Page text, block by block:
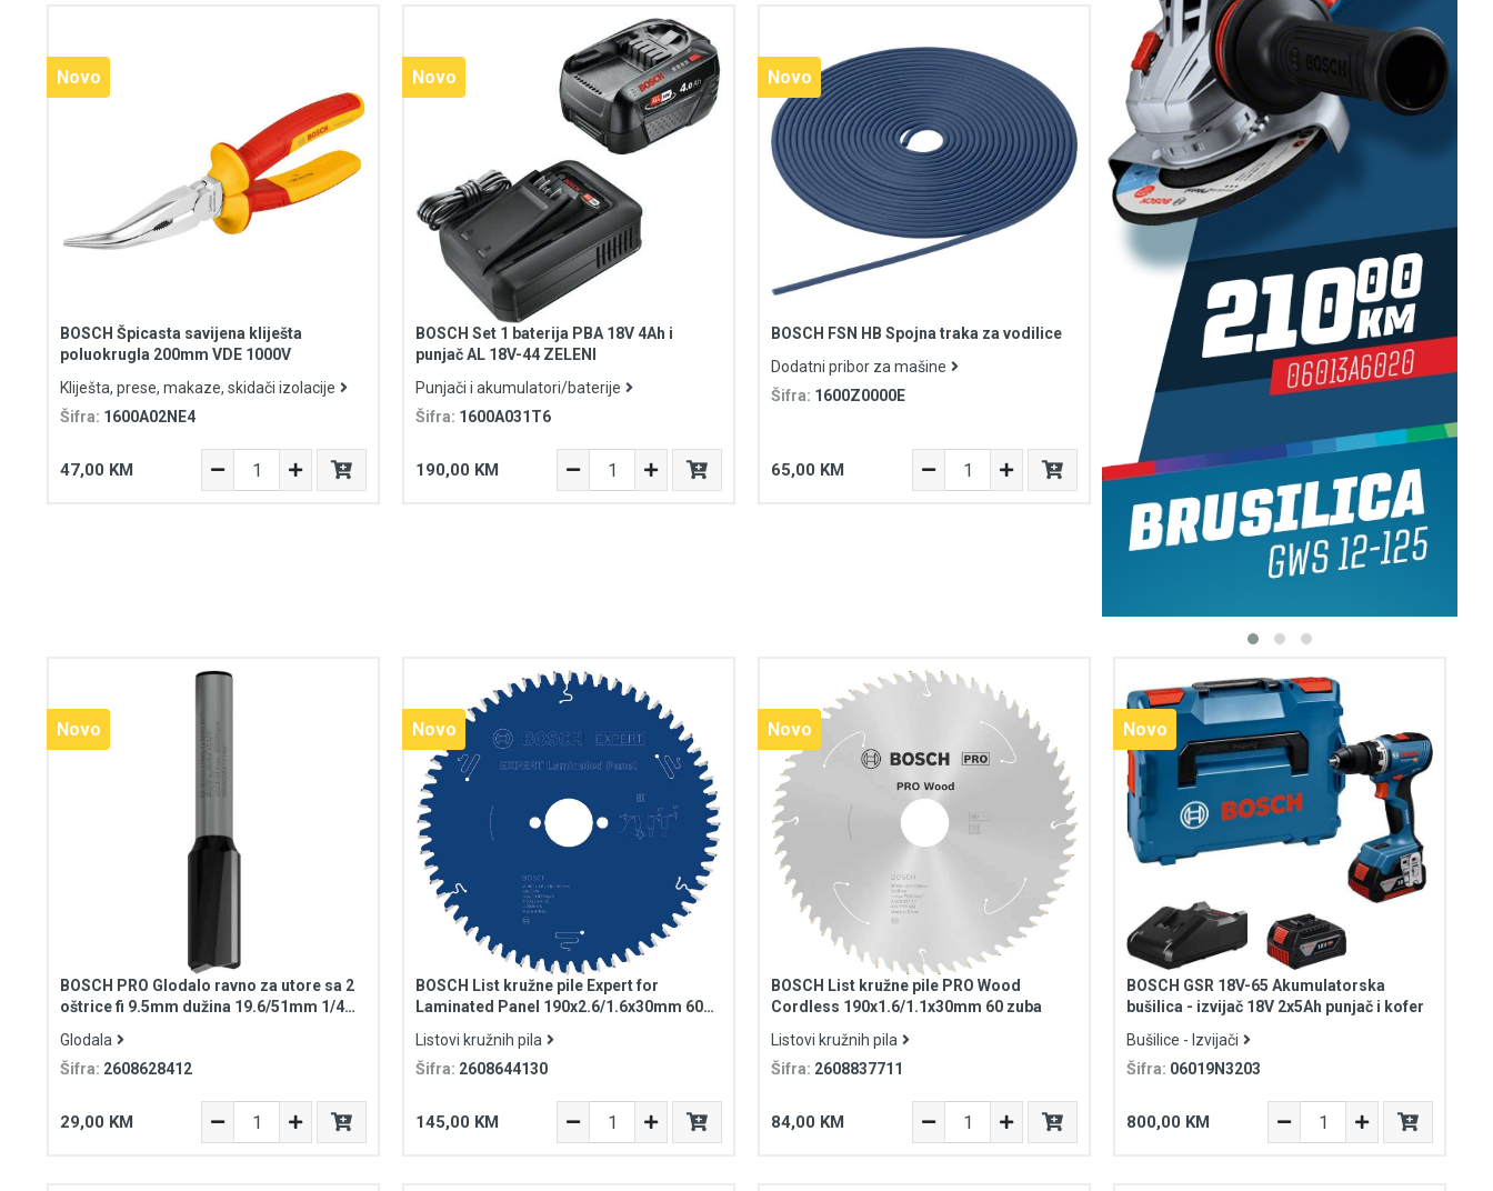
Novo
BOSCH Špicasta savijena kliješta
poluokrugla 200mm VDE 1000V
Kliješta, prese, makaze, skidači izolacije
Šifra: 1600A02NE4
47,00 KM
Novo
BOSCH Set 1 baterija PBA 18V 4Ah i
punjač AL 18V-44 ZELENI
Punjači i akumulatori/baterije
Šifra: 1600A031T6
190,00 KM
Novo
BOSCH FSN HB Spojna traka za vodilice
Dodatni pribor za mašine
Šifra: 1600Z0000E
65,00 KM
Novo
BOSCH PRO Glodalo ravno za utore sa 2
oštrice fi 9.5mm dužina 19.6/51mm 1/4
Glodala
Šifra: 2608628412
29,00 KM
Novo
BOSCH List kružne pile Expert for
Laminated Panel 190x2.6/1.6x30mm 60
Listovi kružnih pila
Šifra: 2608644130
145,00 KM
Novo
BOSCH List kružne pile PRO Wood
Cordless 190x1.6/1.1x30mm 60 zuba
Listovi kružnih pila
Šifra: 2608837711
84,00 KM
Novo
BOSCH GSR 18V-65 Akumulatorska
bušilica - izvijač 18V 2x5Ah punjač i kofer
Bušilice - Izvijači
Šifra: 06019N3203
800,00 KM